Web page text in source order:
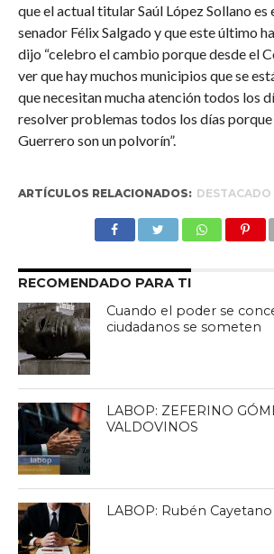
que el actual titular Saúl López Sollano es
senador Félix Salgado y que este último
dijo “celebro el cambio porque desde el
ver que hay muchos municipios que se
que necesitan mucha atención todos los
resolver problemas todos los días
Guerrero son un polvorín”.
ARTÍCULOS RELACIONADOS: DESTACADO
RECOMENDADO PARA TI
Cuando el poder se
ciudadanos se someten
LABOP: ZEFERINO
VALDOVINOS
LABOP: Rubén Cayetano